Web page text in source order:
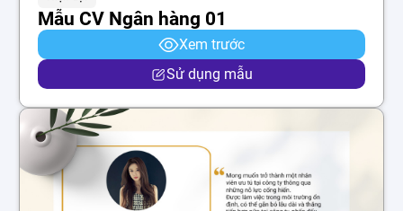
Mẫu CV Ngân hàng 01
Xem trước
Sử dụng mẫu